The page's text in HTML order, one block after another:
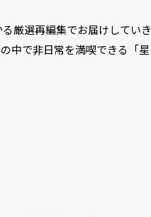
厳選再編集でお届けしていき
中で非日常を満喫できる「星